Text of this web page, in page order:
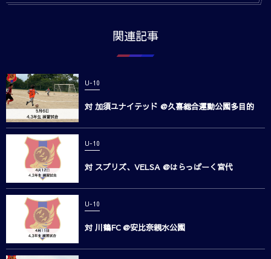
関連記事
U-10
対 加須ユナイテッド @久喜総合運動公園多目的
U-10
対 スプリズ、VELSA @はらっぱーく宮代
U-10
対 川鶴FC @安比奈親水公園